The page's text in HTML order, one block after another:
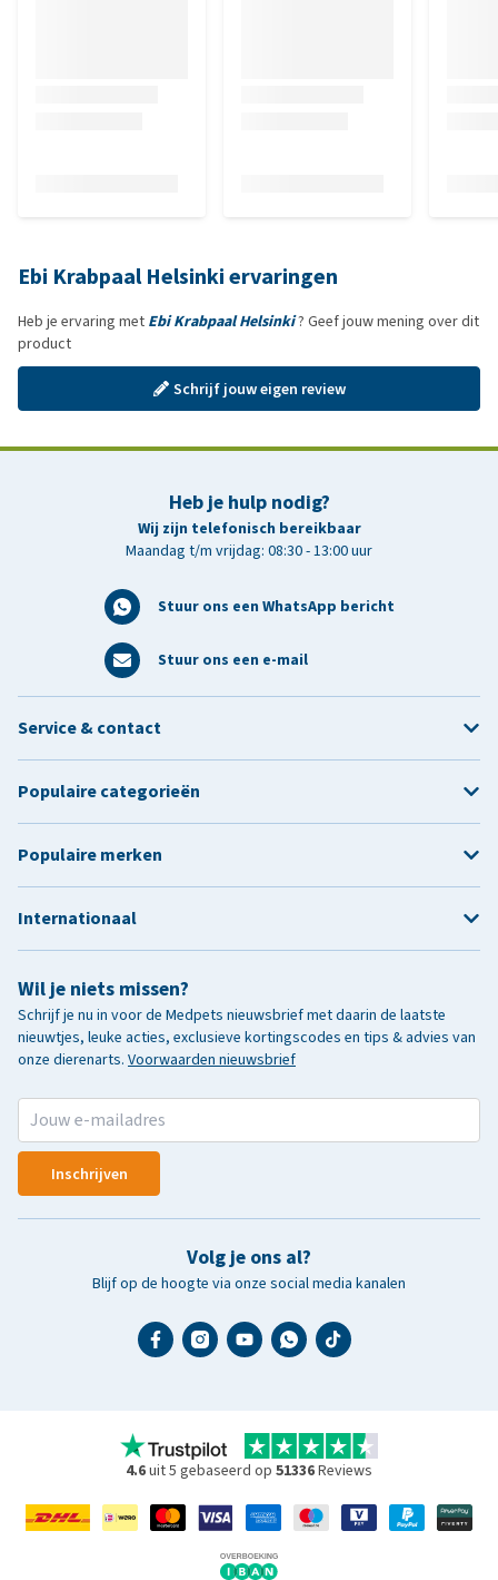
Ebi Krabpaal Helsinki ervaringen
Heb je ervaring met Ebi Krabpaal Helsinki? Geef jouw mening over dit
product
Schrijf jouw eigen review
Heb je hulp nodig?
Wij zijn telefonisch bereikbaar
Maandag t/m vrijdag: 08:30 - 13:00 uur
Stuur ons een WhatsApp bericht
Stuur ons een e-mail
Wil je niets missen?
Schrijf je nu in voor de Medpets nieuwsbrief met daarin de laatste
nieuwtjes, leuke acties, exclusieve kortingscodes en tips & advies van
onze dierenarts. Voorwaarden nieuwsbrief
Inschrijven
Volg je ons al?
Blijf op de hoogte via onze social media kanalen
Service & contact
Populaire categorieën
Populaire merken
Internationaal
4.6uit 5 gebaseerd op 51336Reviews